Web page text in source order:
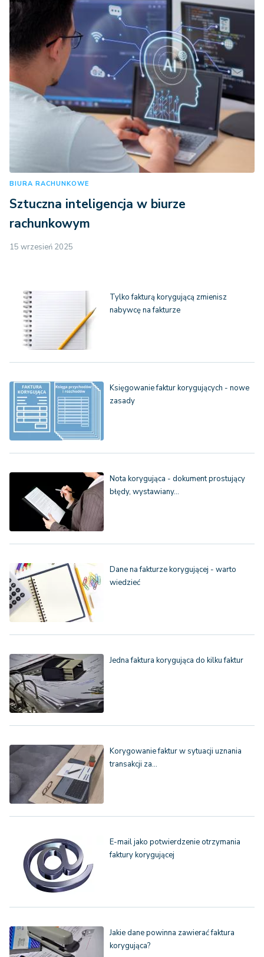
BIURA RACHUNKOWE
Sztuczna inteligencja w biurze
rachunkowym
15 wrzesień 2025
Tylko fakturą korygującą zmienisz
nabywcę na fakturze
Księgowanie faktur korygujących - nowe
zasady
Nota korygująca - dokument prostujący
błędy, wystawiany…
Dane na fakturze korygującej - warto
wiedzieć
Jedna faktura korygująca do kilku faktur
Korygowanie faktur w sytuacji uznania
transakcji za…
E-mail jako potwierdzenie otrzymania
faktury korygującej
Jakie dane powinna zawierać faktura
korygująca?